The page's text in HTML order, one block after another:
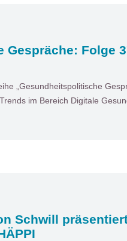
Folge
„Gesundheitspolitische
im Bereich Digitale
Schwill